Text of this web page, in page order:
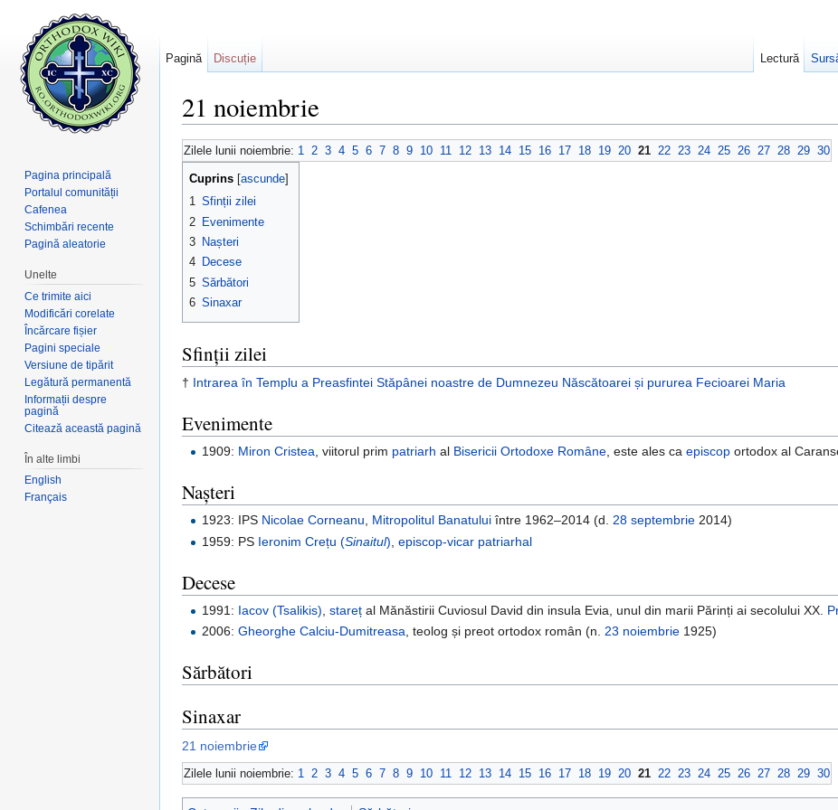
21 noiembrie
Zilele lunii noiembrie: 1 2 3 4 5 6 7 8 9 10 11 12 13 14 15 16 17 18 19 20 21 22 23 24 25 26 27 28 29 30
Cuprins ascunde
1 Sfinții zilei
2 Evenimente
3 Nașteri
4 Decese
5 Sărbători
6 Sinaxar
Sfinții zilei
† Intrarea în Templu a Preasfintei Stăpânei noastre de Dumnezeu Născătoarei și pururea Fecioarei Maria
Evenimente
1909: Miron Cristea , viitorul prim patriarh al Bisericii Ortodoxe Române , este ales caepiscop ortodox al
Nașteri
1923: IPS Nicolae Corneanu, Mitropolitul Banatului între 1962–2014 (d.28 septembrie 2014)
1959: PS Ieronim Crețu (Sinaitul) ,episcop-vicar patriarhal
Decese
1991: Iacov (Tsalikis) ,stareț al Mănăstirii Cuviosul David din insula Evia, unul din marii Părinți ai secolului XX.
2006:Gheorghe Calciu-Dumitreasa, teolog și preot ortodox român (n.23 noiembrie 1925)
Sărbători
Sinaxar
21 noiembrie
Zilele lunii noiembrie: 1 2 3 4 5 6 7 8 9 10 11 12 13 14 15 16 17 18 19 20 21 22 23 24 25 26 27 28 29 30
Pagină Discuție Lectură
Pagina principală
Portalul comunității
Cafenea
Schimbări recente
Pagină aleatorie
Unelte
Ce trimite aici
Modificări corelate
Încărcare fișier
Pagini speciale
Versiune de tipărit
Legătură permanentă
Informații despre
pagină
Citează această pagină
În alte limbi
English
Français